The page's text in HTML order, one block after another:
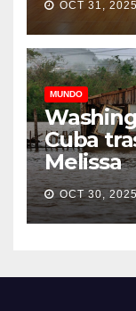
OCT 31, 2025
MUNDO
Cuba
Melissa
OCT 30,